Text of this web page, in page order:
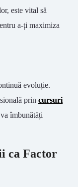
este vital să
a-ți maximiza
evoluție.
prin cursuri
îmbunătăți
ca Factor